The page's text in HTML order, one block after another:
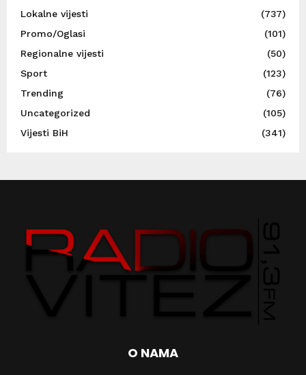
Lokalne vijesti
(737)
Promo/Oglasi
(101)
Regionalne vijesti
(50)
Sport
(123)
Trending
(76)
Uncategorized
(105)
Vijesti BiH
(341)
O NAMA